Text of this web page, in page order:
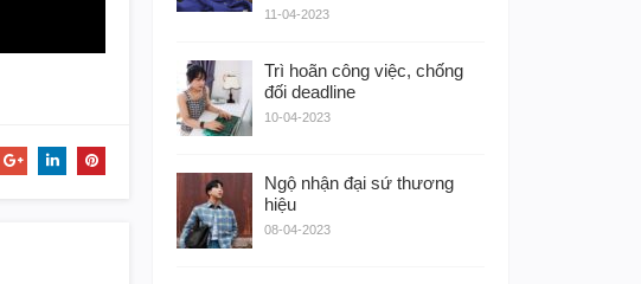
11-04-2023
Trì hoãn công việc, chống
đối deadline
10-04-2023
Ngộ nhận đại sứ thương
hiệu
08-04-2023